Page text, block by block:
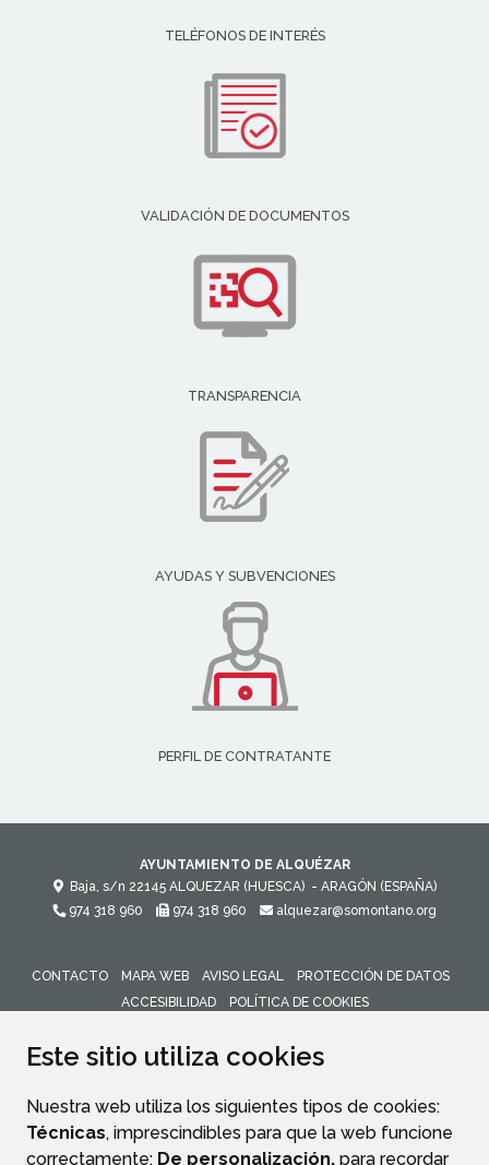
Este sitio utiliza cookies
Nuestra web utiliza los siguientes tipos de cookies:
Técnicas, imprescindibles para que la web funcione
correctamente; De personalización, para recordar
TELÉFONOS DE INTERÉS
VALIDACIÓN DE DOCUMENTOS
TRANSPARENCIA
AYUDAS Y SUBVENCIONES
PERFIL DE CONTRATANTE
AYUNTAMIENTO DE ALQUÉZAR
Baja, s/n 22145 ALQUEZAR (HUESCA) - ARAGÓN (ESPAÑA)
974 318 960
974 318 960 alquezar@somontano.org
CONTACTO MAPA WEB AVISO LEGAL
PROTECCIÓN DE DATOS
ACCESIBILIDAD
POLÍTICA DE COOKIES